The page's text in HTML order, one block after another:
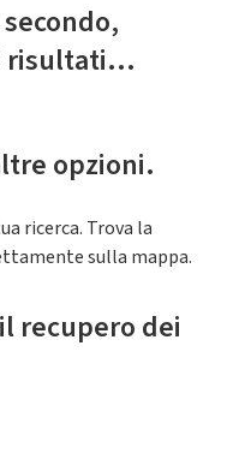
risultati...
opzioni.
ricerca. Trova la
sulla mappa.
recupero dei